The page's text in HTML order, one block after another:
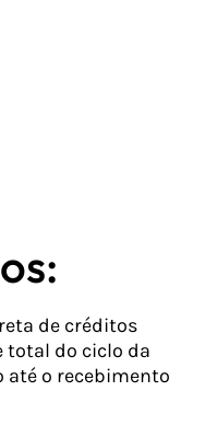
de créditos
do ciclo da
até o recebimento